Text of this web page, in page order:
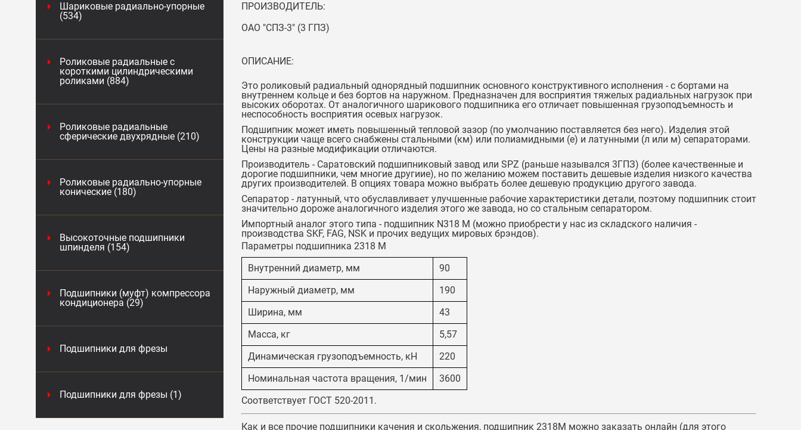
Шариковые радиально-упорные
(534)
Роликовые радиальные с
короткими цилиндрическими
роликами (884)
Роликовые радиальные
сферические двухрядные (210)
Роликовые радиально-упорные
конические (180)
Высокоточные подшипники
шпинделя (154)
Подшипники (муфт) компрессора
кондиционера (29)
Подшипники для фрезы
Подшипники для фрезы (1)
ПРОИЗВОДИТЕЛЬ:
ОАО "СПЗ-3" (3 ГПЗ)
ОПИСАНИЕ:
Это роликовый радиальный однорядный подшипник основного конструктивного исполнения - с бортами на
внутреннем кольце и без бортов на наружном. Предназначен для восприятия тяжелых радиальных нагрузок при
высоких оборотах. От аналогичного шарикового подшипника его отличает повышенная грузоподъемность и
неспособность восприятия осевых нагрузок.
Подшипник может иметь повышенный тепловой зазор (по умолчанию поставляется без него). Изделия этой
конструкции чаще всего снабжены стальными (км) или полиамидными (е) и латунными (л или м) сепараторами.
Цены на разные модификации отличаются.
Производитель - Саратовский подшипниковый завод или SPZ (раньше назывался 3ГПЗ) (более качественные и
дорогие подшипники, чем многие другиие), но по желанию можем поставить дешевые изделия низкого качества
других производителей. В опциях товара можно выбрать более дешевую продукцию другого завода.
Сепаратор - латунный, что обуславливает улучшенные рабочие характеристики детали, поэтому подшипник стоит
значительно дороже аналогичного изделия этого же завода, но со стальным сепаратором.
Импортный аналог этого типа - подшипник N318 М (можно приобрести у нас из складского наличия -
производства SKF, FAG, NSK и прочих ведущих мировых брэндов).
Параметры подшипника 2318 М
Внутренний диаметр, мм
90
Наружный диаметр, мм
190
Ширина, мм
43
Масса, кг
5,57
Динамическая грузоподъемность, кН
220
Номинальная частота вращения, 1/мин
3600
Соответствует ГОСТ 520-2011.
Как и все прочие подшипники качения и скольжения, подшипник 2318М можно заказать онлайн (для этого